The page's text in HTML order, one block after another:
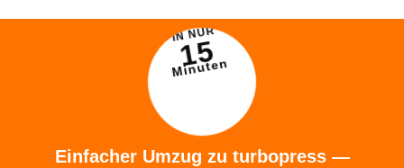
Einfacher Umzug zu turbopress —
IN NUR
15
Minuten